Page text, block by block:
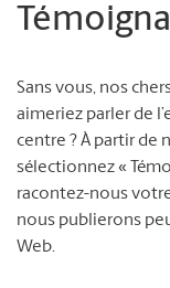
Sans vous, nos
aimeriez parler de
centre ? À partir de
sélectionnez «
racontez-nous
nous publierons
Web.